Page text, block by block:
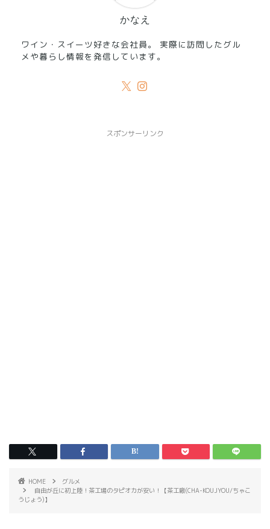
かなえ
ワイン・スイーツ好きな会社員。 実際に訪問したグル
メや暮らし情報を発信しています。
スポンサーリンク
HOME
グルメ
自由が丘に初上陸！茶工場のタピオカが安い！【茶工廠(CHA-KOUJYOU/ちゃこ
うじょう)】